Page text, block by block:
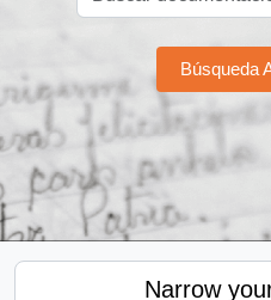
Búsqueda
Narrow